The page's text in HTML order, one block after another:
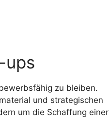
ups
zu bleiben.
und strategischen
um die Schaffung einer